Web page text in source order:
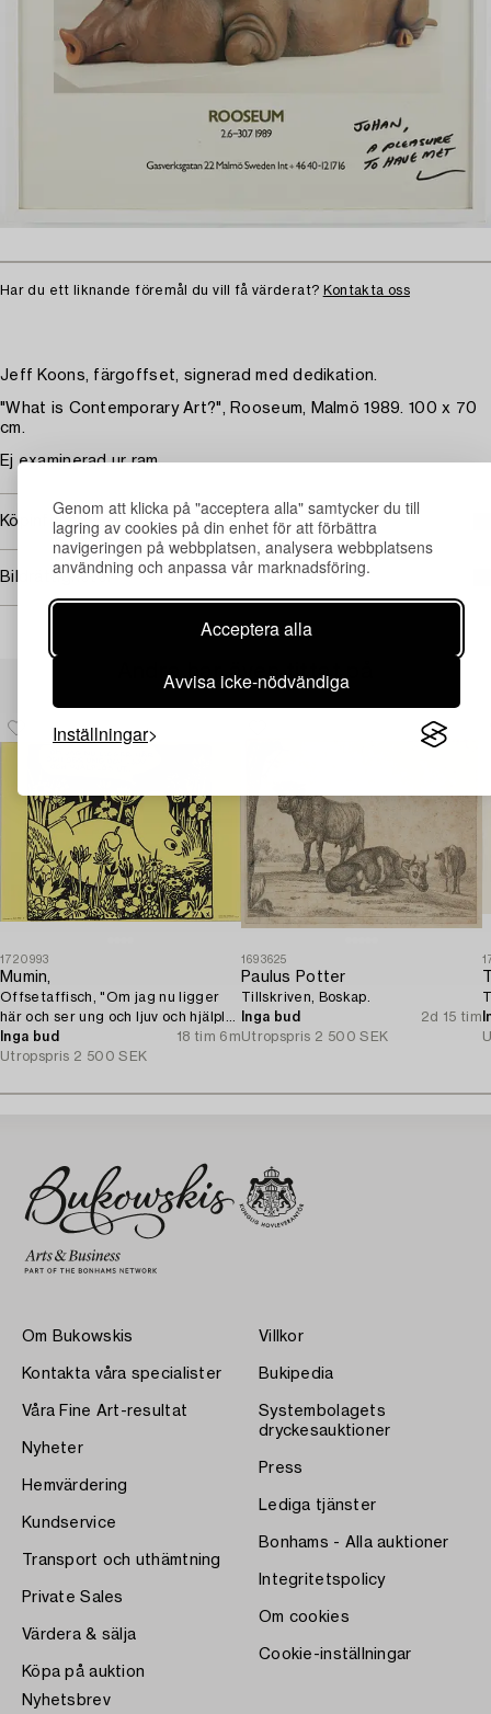
Genom att klicka på "acceptera alla" samtycker du till
lagring av cookies på din enhet för att förbättra
navigeringen på webbplatsen, analysera webbplatsens
användning och anpassa vår marknadsföring.
Acceptera alla
Avvisa icke-nödvändiga
Inställningar
Har du ett liknande föremål du vill få värderat? Kontakta oss
Jeff Koons, färgoffset, signerad med dedikation.
"What is Contemporary Art?", Rooseum, Malmö 1989. 100 x 70
cm.
Ej examinerad ur ram.
Köpinformation
Bildrättigheter
Andra har även tittat på
1720993
Mumin,
Offsetaffisch, "Om jag nu ligger
här och ser ung och ljuv och hjälplös
ut...".
Inga bud
18 tim 6m
Utropspris 2 500 SEK
1693625
Paulus Potter
Tillskriven, Boskap.
Inga bud
2d 15 tim
Utropspris 2 500 SEK
Om Bukowskis
Kontakta våra specialister
Våra Fine Art-resultat
Nyheter
Hemvärdering
Kundservice
Transport och uthämtning
Private Sales
Värdera & sälja
Köpa på auktion
Villkor
Bukipedia
Systembolagets
dryckesauktioner
Press
Lediga tjänster
Bonhams - Alla auktioner
Integritetspolicy
Om cookies
Cookie-inställningar
Nyhetsbrev